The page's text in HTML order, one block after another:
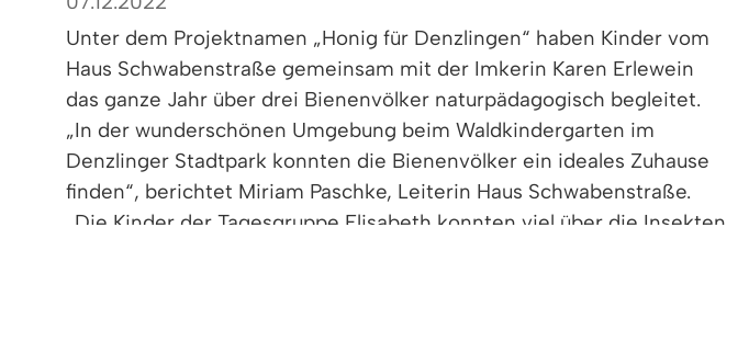
Unter dem Projektnamen „Honig für Denzlingen“ haben Kinder vom
Haus Schwabenstraße gemeinsam mit der Imkerin Karen Erlewein
das ganze Jahr über drei Bienenvölker naturpädagogisch begleitet.
„In der wunderschönen Umgebung beim Waldkindergarten im
Denzlinger Stadtpark konnten die Bienenvölker ein ideales Zuhause
finden“, berichtet Miriam Paschke, Leiterin Haus Schwabenstraße.
„Die Kinder der Tagesgruppe Elisabeth konnten viel über die Insekten